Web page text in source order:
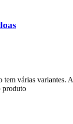
tem várias variantes.
produto